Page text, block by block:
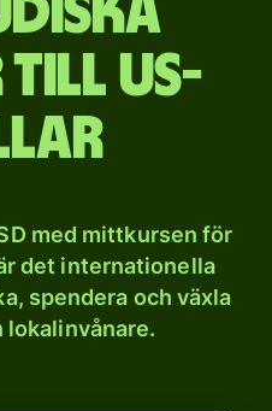
US-
med mittkursen för
det internationella
spendera och växla
lokalinvånare.